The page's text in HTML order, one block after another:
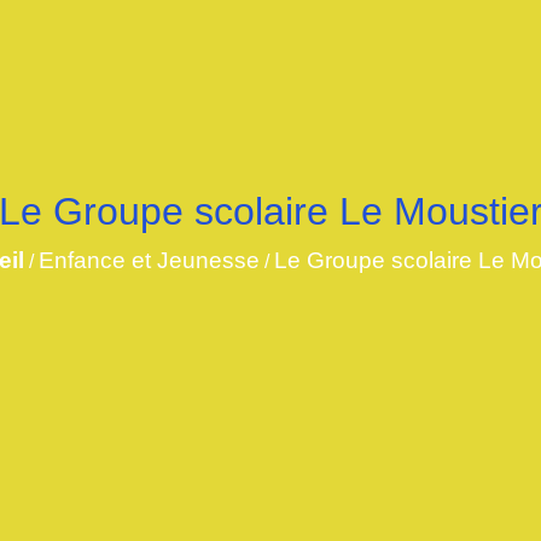
Groupe scolaire Le
/ Enfance et Jeunesse / Le Groupe scolaire Le